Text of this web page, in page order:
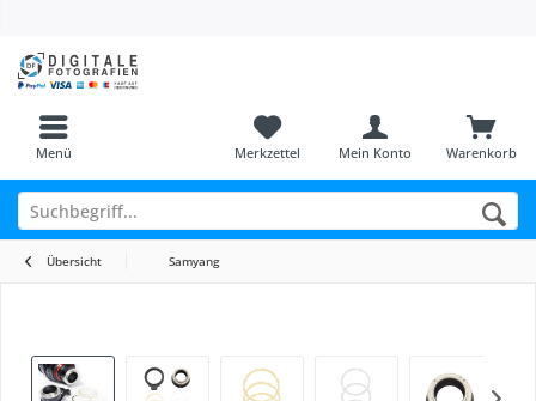
Menü Warenkorb
Merkzettel Mein Konto
Übersicht Samyang